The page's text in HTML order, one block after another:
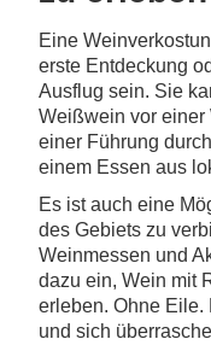
Eine
erste Entdeckung
Ausflug sein. Sie
Weißwein vor einer
einer Führung
einem Essen aus
Es ist auch eine
des Gebiets zu
Weinmessen und
dazu ein, Wein mit
erleben. Ohne Eile.
und sich